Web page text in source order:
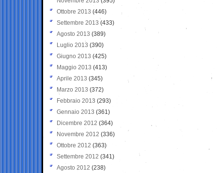
Ottobre 2013 (446)
Settembre 2013 (433)
Agosto 2013 (389)
Luglio 2013 (390)
Giugno 2013 (425)
Maggio 2013 (413)
Aprile 2013 (345)
Marzo 2013 (372)
Febbraio 2013 (293)
Gennaio 2013 (361)
Dicembre 2012 (364)
Novembre 2012 (336)
Ottobre 2012 (363)
Settembre 2012 (341)
Agosto 2012 (238)